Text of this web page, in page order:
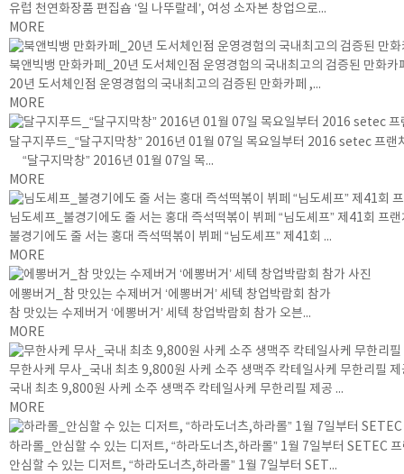
유럽 천연화장품 편집숍 ‘일 나뚜랄레’, 여성 소자본 창업으로...
MORE
북앤빅뱅 만화카페_20년 도서체인점 운영경험의 국내최고의 검증된 만화
20년 도서체인점 운영경험의 국내최고의 검증된 만화카페 ,...
MORE
달구지푸드_“달구지막창” 2016년 01월 07일 목요일부터 2016 setec 프랜
“달구지막창” 2016년 01월 07일 목...
MORE
님도셰프_불경기에도 줄 서는 홍대 즉석떡볶이 뷔페 “님도셰프” 제41회 프
불경기에도 줄 서는 홍대 즉석떡볶이 뷔페 “님도셰프” 제41회 ...
MORE
에뽕버거_참 맛있는 수제버거 ‘에뽕버거’ 세텍 창업박람회 참가
참 맛있는 수제버거 ‘에뽕버거’ 세텍 창업박람회 참가 오븐...
MORE
무한사케 무사_국내 최초 9,800원 사케 소주 생맥주 칵테일사케 무한리필 제
국내 최초 9,800원 사케 소주 생맥주 칵테일사케 무한리필 제공 ...
MORE
하라롤_안심할 수 있는 디저트, “하라도너츠,하라롤” 1월 7일부터 SETEC
안심할 수 있는 디저트, “하라도너츠,하라롤” 1월 7일부터 SET...